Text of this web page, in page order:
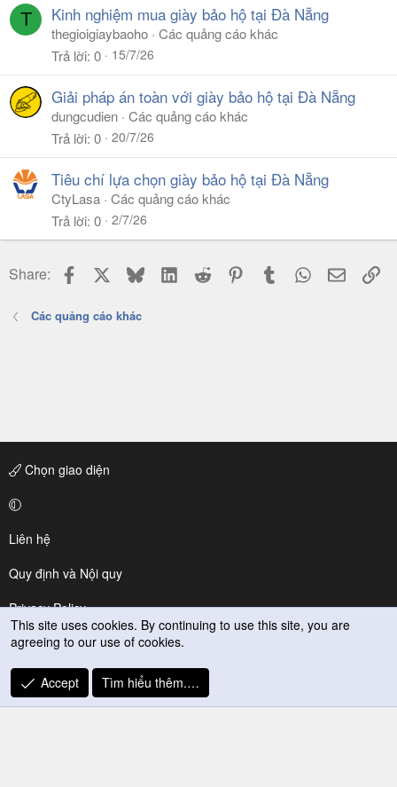
T Kinh nghiệm mua giày bảo hộ tại Đà Nẵng
thegioigiaybaoho Các quảng cáo khác
Trả lời 0 15/7/26
Giải pháp án toàn với giày bảo hộ tại Đà Nẵng
dungcudien Các quảng cáo khác
Trả lời 0 20/7/26
Tiêu chí lựa chọn giày bảo hộ tại Đà Nẵng
CtyLasa Các quảng cáo khác
Trả lời 0 2/7/26
Share: Facebook BlueskyLinkedIn
Reddit PinterestTumblr WhatsApp
Email
Các quảng cáo khác
Chọn giao diện
Liên hệ
Quy định và Nội quy
Privacy Policy
Trợ giúp
R
S
This site uses cookies. By continuing to use this site, you are
agreeing to our use of cookies.
Accept Tìm hiểu thêm.…